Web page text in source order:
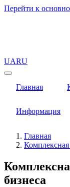
Перейти к
UARU
Главная
Информация
Главная
бизнеса